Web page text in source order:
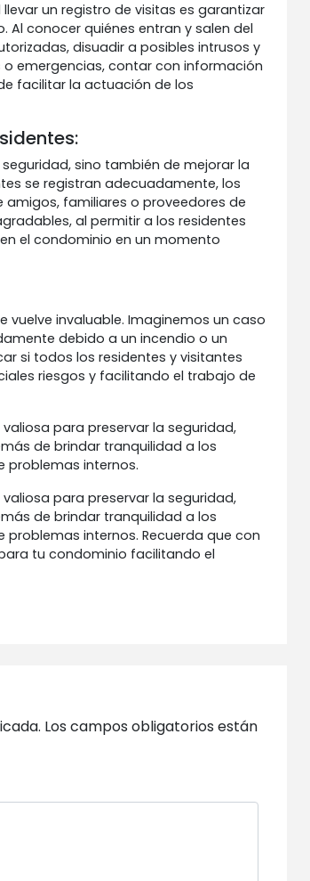
un registro de visitas es garantizar
conocer quiénes entran y salen del
disuadir a posibles intrusos y
o emergencias, contar con información
facilitar la actuación de los
sino también de mejorar la
se registran adecuadamente, los
familiares o proveedores de
al permitir a los residentes
el condominio en un momento
vuelve invaluable. Imaginemos un caso
debido a un incendio o un
si todos los residentes y visitantes
riesgos y facilitando el trabajo de
para preservar la seguridad,
de brindar tranquilidad a los
problemas internos.
para preservar la seguridad,
de brindar tranquilidad a los
internos. Recuerda que con
tu condominio facilitando el
Los campos obligatorios están